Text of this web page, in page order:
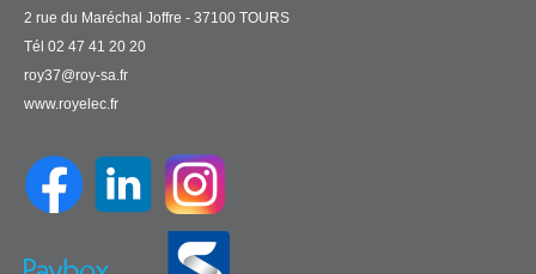
2 rue du Maréchal Joffre - 37100 TOURS
Tél 02 47 41 20 20
roy37@roy-sa.fr
www.royelec.fr